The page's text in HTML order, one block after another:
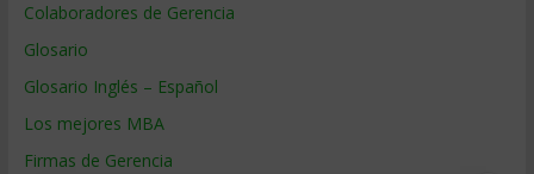
Colaboradores de Gerencia
Glosario
Glosario Inglés – Español
Los mejores MBA
Firmas de Gerencia